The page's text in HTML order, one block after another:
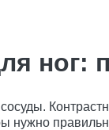
ног: